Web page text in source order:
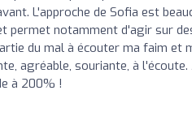
L'approche de Sofia est
permet notamment d'agir sur
du mal à écouter ma faim et
agréable, souriante, à
à 200% !